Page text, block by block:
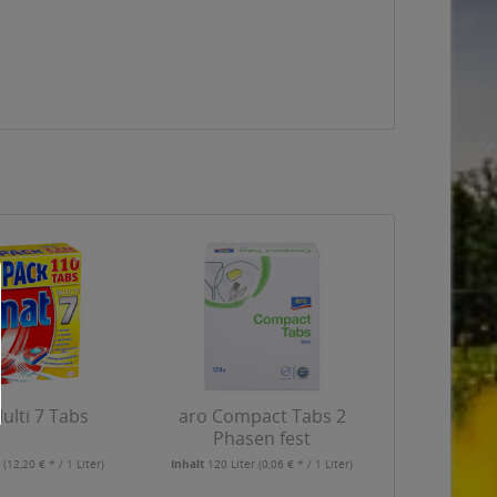
7 Tabs
(12,20 € * / 1 Liter)
aro Compact Tabs 2
Phasen fest
Inhalt 120 Liter(0,06 € * / 1 Liter)